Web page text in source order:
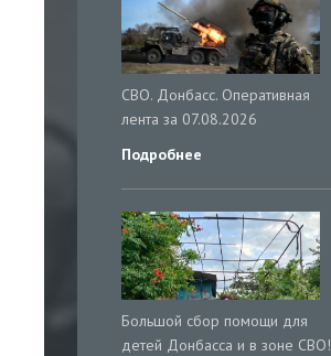
СВО. Донбасс. Оперативная
лента за 07.08.2026
Подробнее
Большой сбор помощи для
детей Донбасса и в зоне СВО!